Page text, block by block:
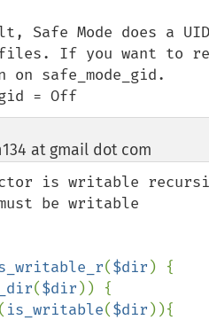
Safe Mode does a UID
If you want to
safe_mode_gid.
= Off
at gmail dot com
is writable
be writable
($dir ) {
($dir )) {
is_writable($dir )){